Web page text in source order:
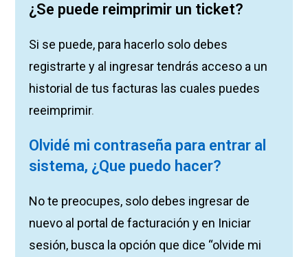
¿Se puede reimprimir un ticket?
Si se puede, para hacerlo solo debes
registrarte y al ingresar tendrás acceso a un
historial de tus facturas las cuales puedes
reeimprimir.
Olvidé mi contraseña para entrar al
sistema, ¿Que puedo hacer?
No te preocupes, solo debes ingresar de
nuevo al portal de facturación y en Iniciar
sesión, busca la opción que dice “olvide mi